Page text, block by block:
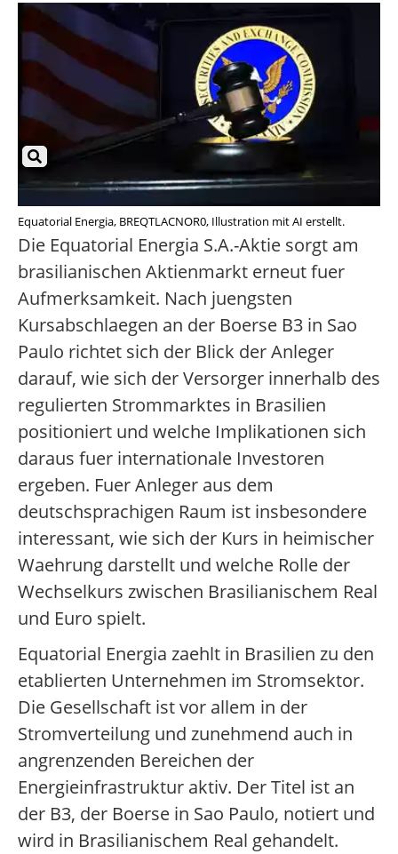
Equatorial Energia, BREQTLACNOR0, Illustration mit AI erstellt.
Die Equatorial Energia S.A.-Aktie sorgt am
brasilianischen Aktienmarkt erneut fuer
Aufmerksamkeit. Nach juengsten
Kursabschlaegen an der Boerse B3 in Sao
Paulo richtet sich der Blick der Anleger
darauf, wie sich der Versorger innerhalb des
regulierten Strommarktes in Brasilien
positioniert und welche Implikationen sich
daraus fuer internationale Investoren
ergeben. Fuer Anleger aus dem
deutschsprachigen Raum ist insbesondere
interessant, wie sich der Kurs in heimischer
Waehrung darstellt und welche Rolle der
Wechselkurs zwischen Brasilianischem Real
und Euro spielt.
Equatorial Energia zaehlt in Brasilien zu den
etablierten Unternehmen im Stromsektor.
Die Gesellschaft ist vor allem in der
Stromverteilung und zunehmend auch in
angrenzenden Bereichen der
Energieinfrastruktur aktiv. Der Titel ist an
der B3, der Boerse in Sao Paulo, notiert und
wird in Brasilianischem Real gehandelt.